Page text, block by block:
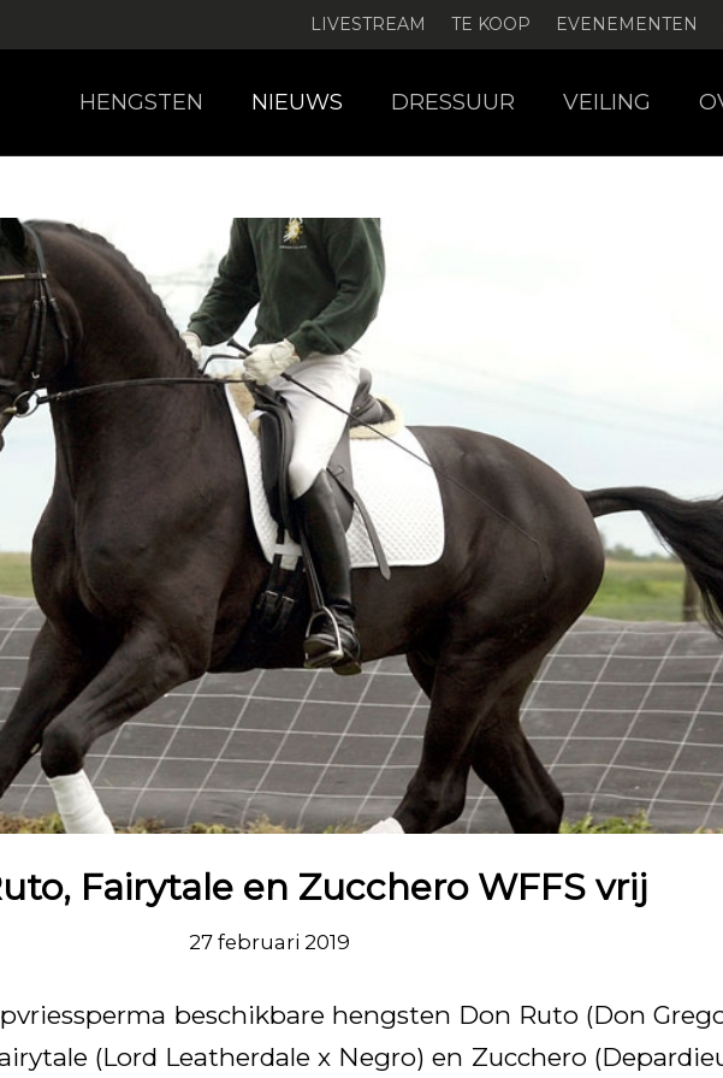
LIVESTREAM TE KOOP EVENEMENTEN
HENGSTEN NIEUWS DRESSUUR VEILING
Fairytale en Zucchero WFFS vrij
27 februari 2019
beschikbare hengsten Don Ruto (Don
(Lord Leatherdale x Negro) en Zucchero